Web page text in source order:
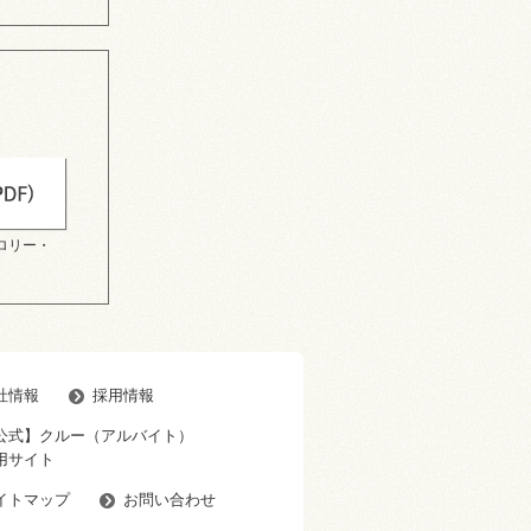
リー・
情報 採用情報
式】クルー（アルバイト）
サイト
トマップ お問い合わせ